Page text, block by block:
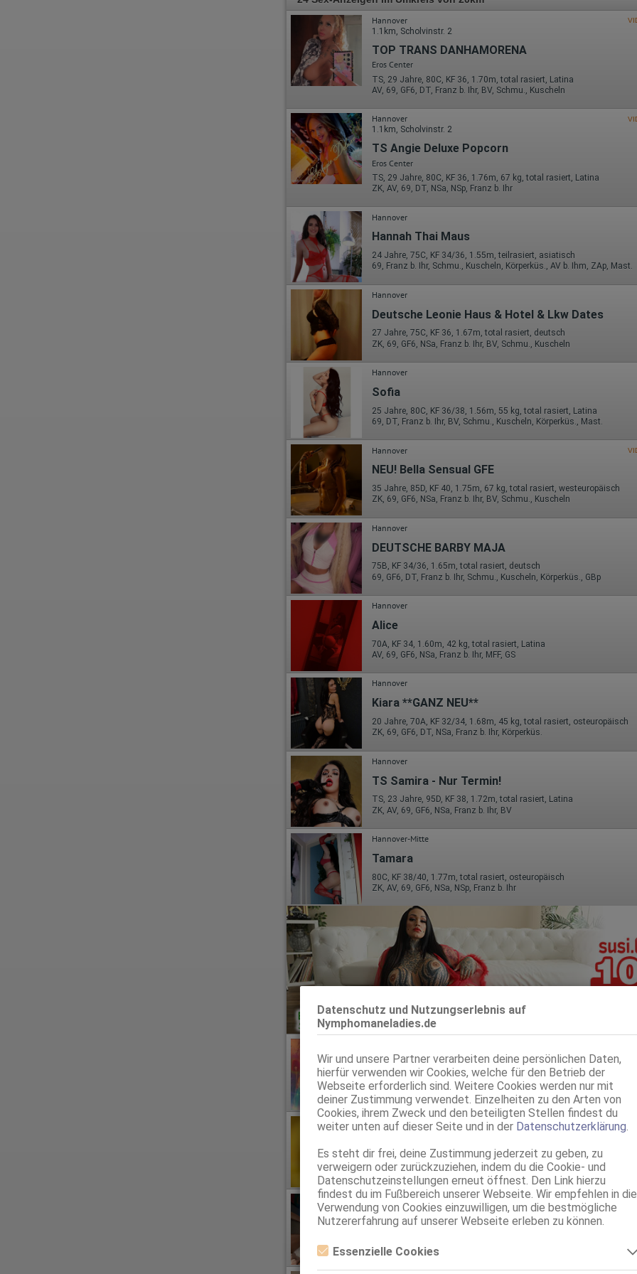
Datenschutz und Nutzungserlebnis auf
Nymphomaneladies.de
Wir und unsere Partner verarbeiten deine persönlichen Daten,
hierfür verwenden wir Cookies, welche für den Betrieb der
Webseite erforderlich sind. Weitere Cookies werden nur mit
deiner Zustimmung verwendet. Einzelheiten zu den Arten von
Cookies, ihrem Zweck und den beteiligten Stellen findest du
weiter unten auf dieser Seite und in der Datenschutzerklärung.
Es steht dir frei, deine Zustimmung jederzeit zu geben, zu
verweigern oder zurückzuziehen, indem du die Cookie- und
Datenschutzeinstellungen erneut öffnest. Den Link hierzu
findest du im Fußbereich unserer Webseite. Wir empfehlen in die
Verwendung von Cookies einzuwilligen, um die bestmögliche
Nutzererfahrung auf unserer Webseite erleben zu können.
Essenzielle Cookies
Essenzielle Cookies sind alle notwendigen Cookies, die für den Betrieb
Hannover
1.1km, Scholvinstr. 2
TOP TRANS DANHAMORENA
Eros Center
TS, 29 Jahre, 80C, KF 36, 1.70m, total rasiert, Latina
AV, 69, GF6, DT, Franz b. Ihr, BV, Schmu., Kuscheln
Hannover
1.1km, Scholvinstr. 2
TS Angie Deluxe Popcorn
Eros Center
TS, 29 Jahre, 80C, KF 36, 1.76m, 67 kg, total rasiert, Latina
ZK, AV, 69, DT, NSa, NSp, Franz b. Ihr
Hannover
Hannah Thai Maus
24 Jahre, 75C, KF 34/36, 1.55m, teilrasiert, asiatisch
69, Franz b. Ihr, Schmu., Kuscheln, Körperküs., AV b. Ihm, ZAp, Mast.
Hannover
Deutsche Leonie Haus & Hotel & Lkw Dates
27 Jahre, 75C, KF 36, 1.67m, total rasiert, deutsch
ZK, 69, GF6, NSa, Franz b. Ihr, BV, Schmu., Kuscheln
Hannover
Sofia
25 Jahre, 80C, KF 36/38, 1.56m, 55 kg, total rasiert, Latina
69, DT, Franz b. Ihr, BV, Schmu., Kuscheln, Körperküs., Mast.
Hannover
NEU! Bella Sensual GFE
35 Jahre, 85D, KF 40, 1.75m, 67 kg, total rasiert, westeuropäisch
ZK, 69, GF6, NSa, Franz b. Ihr, BV, Schmu., Kuscheln
Hannover
DEUTSCHE BARBY MAJA
75B, KF 34/36, 1.65m, total rasiert, deutsch
69, GF6, DT, Franz b. Ihr, Schmu., Kuscheln, Körperküs., GBp
Hannover
Alice
70A, KF 34, 1.60m, 42 kg, total rasiert, Latina
AV, 69, GF6, NSa, Franz b. Ihr, MFF, GS
Hannover
Kiara **GANZ NEU**
20 Jahre, 70A, KF 32/34, 1.68m, 45 kg, total rasiert, osteuropäisch
ZK, 69, GF6, DT, NSa, Franz b. Ihr, Körperküs.
Hannover
TS Samira - Nur Termin!
TS, 23 Jahre, 95D, KF 38, 1.72m, total rasiert, Latina
ZK, AV, 69, GF6, NSa, Franz b. Ihr, BV
Hannover-Mitte
Tamara
80C, KF 38/40, 1.77m, total rasiert, osteuropäisch
ZK, AV, 69, GF6, NSa, NSp, Franz b. Ihr
Coco DT Expertin (BESUCHBAR-NUR ANRUFE
35 Jahre, 80E(DD), KF 36, 1.75m, total rasiert, deutsch
ZK, 69, GF6, DT, NSa, devot, Franz b. Ihr
Hannover
TS, 24 Jahre, 65A, KF 34/36, 1.72m, 60 kg, total rasiert, Latina
ZK, AV, 69, GF6, Franz b. Ihr, BV, Schmu., Kuscheln
Hannover
Ana Livia
ZK, 69, GF6, Franz b. Ihr, BV, Schmu., Kuscheln, Körperküs.